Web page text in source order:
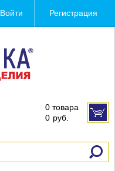
Войти Регистрация
0 товара
0 руб.